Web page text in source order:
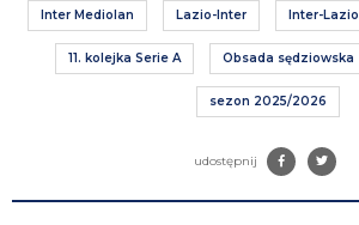
Inter Mediolan Lazio-Inter Inter-Lazio
11. kolejka Serie A Obsada sędziowska
sezon 2025/2026
udostępnij